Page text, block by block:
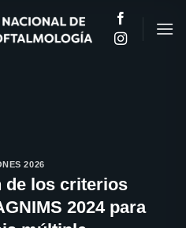
2026
de los criterios
2024 para